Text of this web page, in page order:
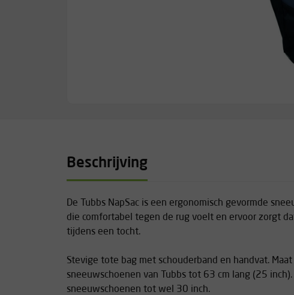
Beschrijving
De Tubbs NapSac is een ergonomisch gevormde
die comfortabel tegen de rug voelt en ervoor zorgt
tijdens een tocht.
Stevige tote bag met schouderband en handvat.
sneeuwschoenen van Tubbs tot 63 cm lang (25
sneeuwschoenen tot wel 30 inch.